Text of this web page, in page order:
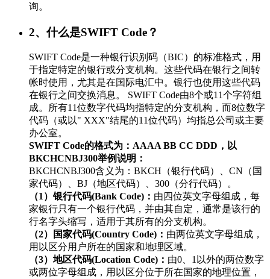
询。
2、什么是SWIFT Code？
SWIFT Code是一种银行识别码（BIC）的标准格式，用
于指定特定的银行或分支机构。这些代码在银行之间转
帐时使用，尤其是在国际电汇中。银行也使用这些代码
在银行之间交换消息。 SWIFT Code由8个或11个字符组
成。所有11位数字代码均指特定的分支机构，而8位数字
代码（或以" XXX"结尾的11位代码）均指总公司或主要
办公室。
SWIFT Code的格式为：AAAA BB CC DDD，以
BKCHCNBJ300举例说明：
BKCHCNBJ300含义为：BKCH（银行代码）、CN（国
家代码）、BJ（地区代码）、300（分行代码）。
（1）银行代码(Bank Code)： 由四位英文字母组成，每
家银行只有一个银行代码，并由其自定，通常是该行的
行名字头缩写，适用于其所有的分支机构。
（2）国家代码(Country Code)： 由两位英文字母组成，
用以区分用户所在的国家和地理区域。
（3）地区代码(Location Code)： 由0、1以外的两位数字
或两位字母组成，用以区分位于所在国家的地理位置，